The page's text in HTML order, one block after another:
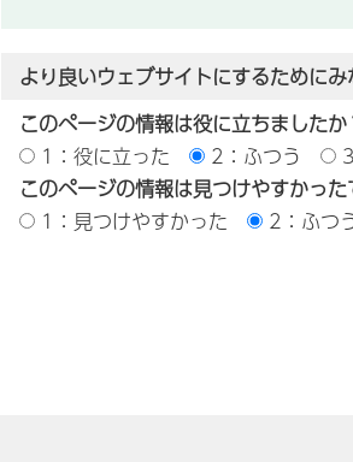
より良いウェブサイトにするために
このページの情報は役に立ちましたか
1：役に立った
2：ふつう
このページの情報は見つけやすかった
1：見つけやすかった
2：ふつ